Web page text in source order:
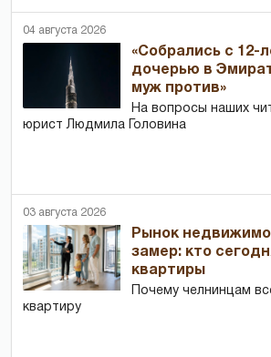
04 августа 2026
«Собрались с 12-
дочерью в
муж против»
На вопросы наших
юрист Людмила Головина
03 августа 2026
Рынок
замер: кто
квартиры
Почему челнинцам
квартиру